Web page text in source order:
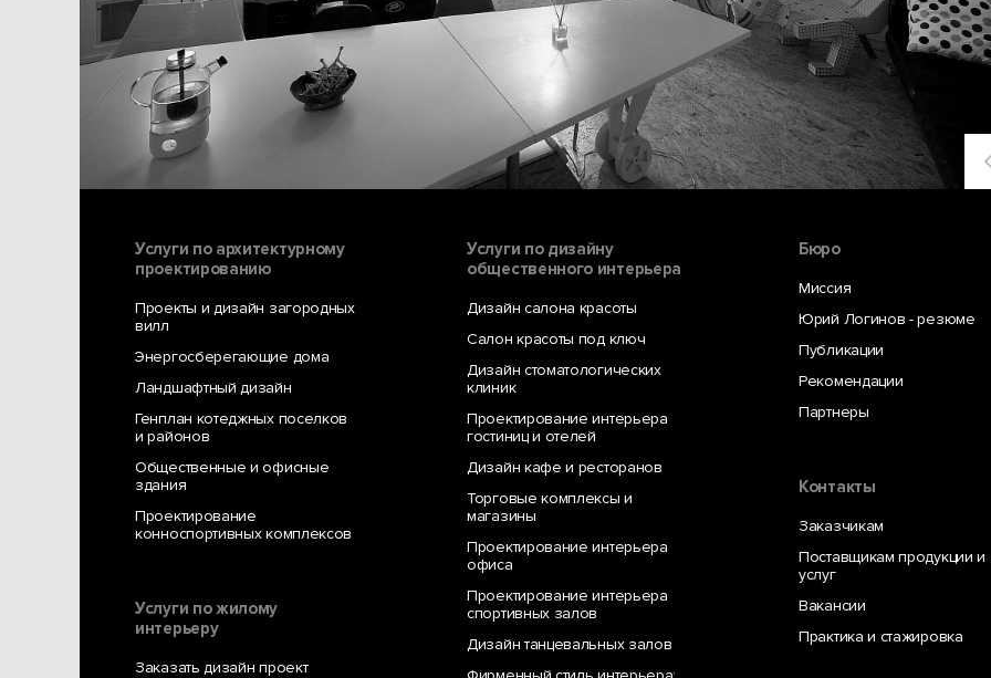
ПРИХОДИТЕ
В ГОСТИ
Наша мастерская находится в центре дизайна ARTPLAY – это лучшее
архитектурное и дизайнерское бюро Москвы с точки зрения актуальных
методик проектирования, расположения и атмосферы. Это
информационный и креативный центр дизайна, кузница молодых кадров,
новых технологий, материалов и идей. Мы полностью реконструировали
Услуги по архитектурному
проектированию
Проекты и дизайн загородных
вилл
Энергосберегающие дома
Ландшафтный дизайн
Генплан котеджных поселков
и районов
Общественные и офисные
здания
Проектирование
конноспортивных комплексов
Услуги по жилому
интерьеру
Заказать дизайн проект
Услуги по дизайну
общественного интерьера
Дизайн салона красоты
Салон красоты под ключ
Дизайн стоматологических
клиник
Проектирование интерьера
гостиниц и отелей
Дизайн кафе и ресторанов
Торговые комплексы и
магазины
Проектирование интерьера
офиса
Проектирование интерьера
спортивных залов
Дизайн танцевальных залов
Бюро
Миссия
Юрий Логинов - резюме
Публикации
Рекомендации
Партнеры
Контакты
Заказчикам
Поставщикам продукции и
услуг
Вакансии
Практика и стажировка